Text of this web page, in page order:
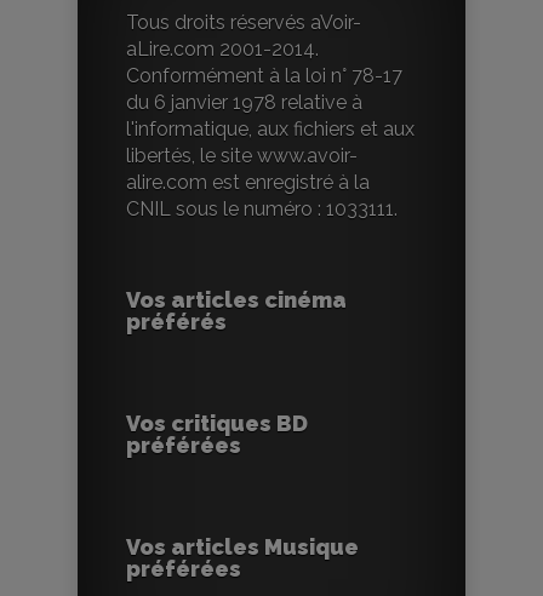
Tous droits réservés aVoir-
aLire.com 2001-2014.
Conformément à la loi n° 78-17
du 6 janvier 1978 relative à
l'informatique, aux fichiers et aux
libertés, le site www.avoir-
alire.com est enregistré à la
CNIL sous le numéro : 1033111.
Vos articles cinéma
préférés
Vos critiques BD
préférées
Vos articles Musique
préférées